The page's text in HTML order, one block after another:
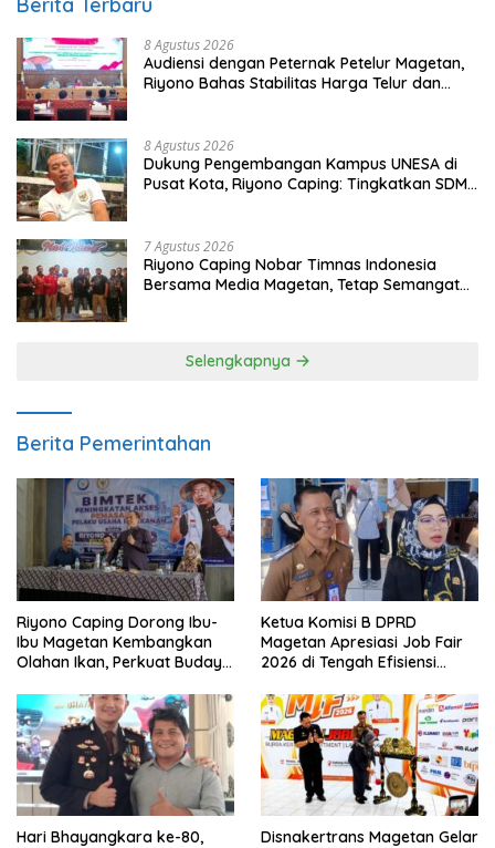
Berita Terbaru
8 Agustus 2026
Audiensi dengan Peternak Petelur Magetan,
Riyono Bahas Stabilitas Harga Telur dan
8 Agustus 2026
Dukung Pengembangan Kampus UNESA di
Pusat Kota, Riyono Caping: Tingkatkan SDM
7 Agustus 2026
Riyono Caping Nobar Timnas Indonesia
Bersama Media Magetan, Tetap Semangat
Selengkapnya
Berita Pemerintahan
Riyono Caping Dorong Ibu-
Ibu Magetan Kembangkan
Olahan Ikan, Perkuat Budaya
Ketua Komisi B DPRD
Magetan Apresiasi Job Fair
2026 di Tengah Efisiensi
Hari Bhayangkara ke-80,
Disnakertrans Magetan Gelar